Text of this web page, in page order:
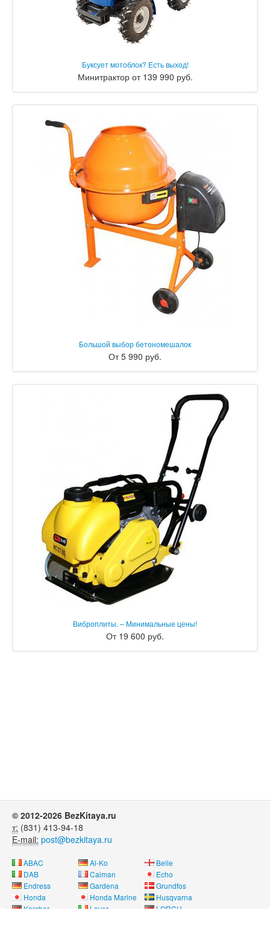
Буксует мотоблок? Есть выход!
Минитрактор от 139 990 руб.
Большой выбор бетономешалок
От 5 990 руб.
Виброплиты. – Минимальные цены!
От 19 600 руб.
© 2012-2026 BezKitaya.ru
т: (831) 413-94-18
E-mail: post@bezkitaya.ru
ABAC Al-Ko
Belle
DAB
Caiman
Echo
Endress
Gardena
Grundfos
Honda
Honda Marine
Husqvarna
Karcher
Lavor
LORCH